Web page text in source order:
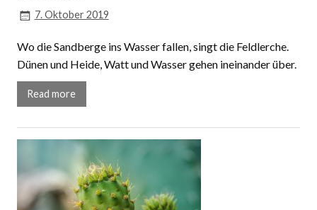
Spätsommer.
Wo die Sandberge ins Wasser fallen, singt die Feldlerche.
Dünen und Heide, Watt und Wasser gehen ineinander über.
Read more